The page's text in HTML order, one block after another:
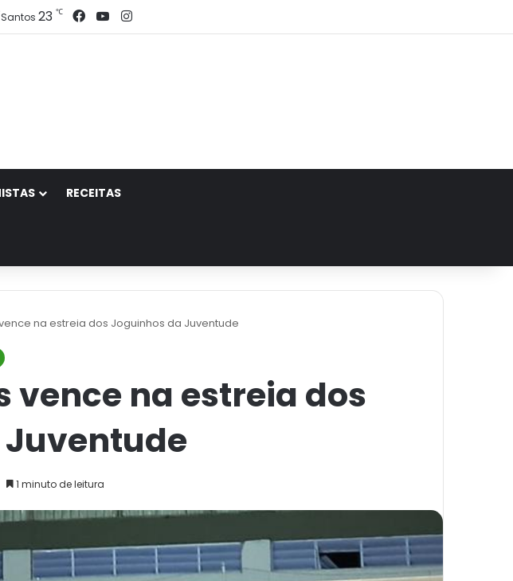
Santos 23 ℃ Facebook
YouTubeInstagram
RECEITAS
na estreia dos Joguinhos da Juventude
vence na estreia dos
1 minuto de leitura